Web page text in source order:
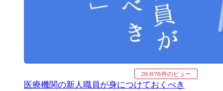
28,878件のビュー
医療機関の新人職員が身につけておくべき